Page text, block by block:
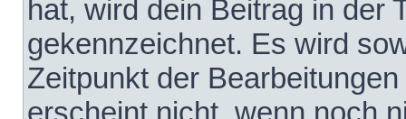
hat, wird dein Beitrag in der
gekennzeichnet. Es wird
Zeitpunkt der
erscheint nicht, wenn noch